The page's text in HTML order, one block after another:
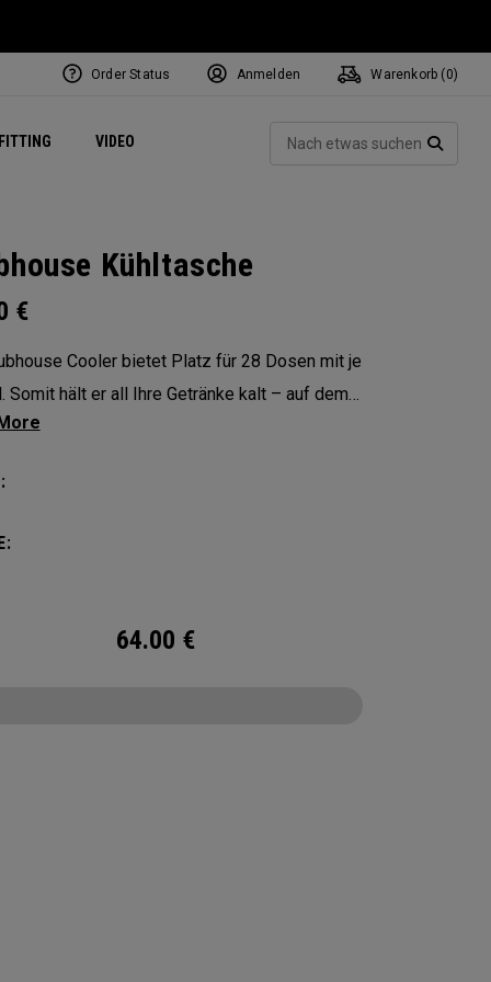
VIDEO Exclusive Mavrik Complete Sets
Exklusiv - Golfbälle
Women's Golf Balls
Exklusiv - Zubehör
Regional Performance Centers
Order Status Anmelden Warenkorb ( 0)
Kühltasche
€
Cooler bietet Platz für 28 Dosen mit je
Somit hält er all Ihre Getränke kalt – auf dem
und außerhalb. Das faltbare Design
für maximale Kühlung sorgt.
64.00 €